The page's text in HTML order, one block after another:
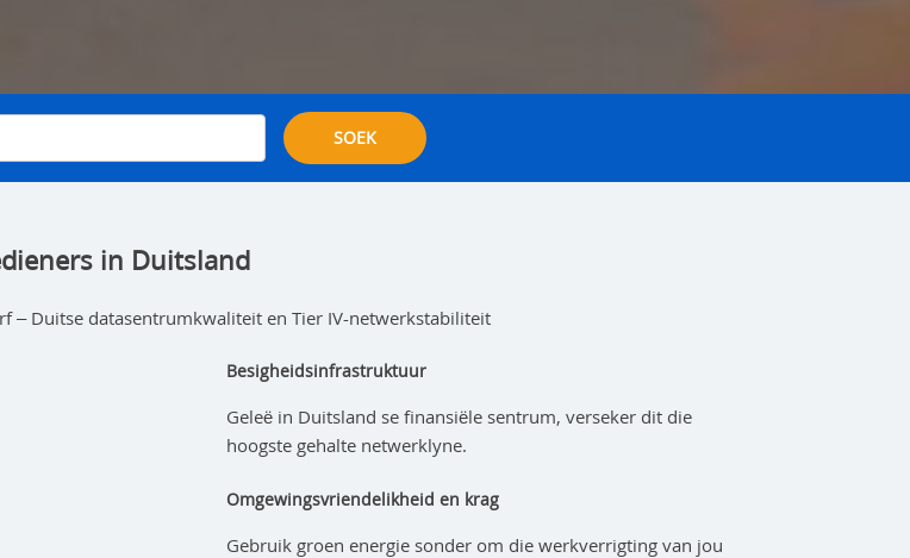
SOEK
in Duitsland
– Duitse datasentrumkwaliteit en Tier IV-netwerkstabiliteit
Besigheidsinfrastruktuur
Geleë in Duitsland se finansiële sentrum, verseker dit die
hoogste gehalte netwerklyne.
Omgewingsvriendelikheid en krag
Gebruik groen energie sonder om die werkverrigting van jou